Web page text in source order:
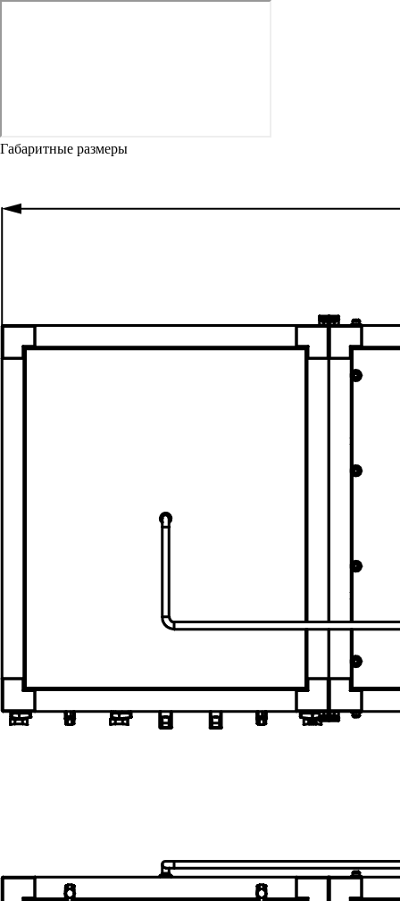
Габаритные размеры